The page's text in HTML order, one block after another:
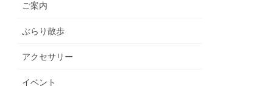
ご案内
ぶらり散歩
アクセサリー
イベント